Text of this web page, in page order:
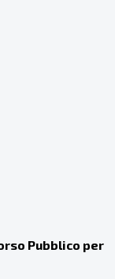
Pubblico per